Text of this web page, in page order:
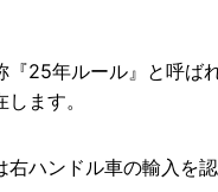
『25年ルール』と呼ば
ます。
右ハンドル車の輸入を